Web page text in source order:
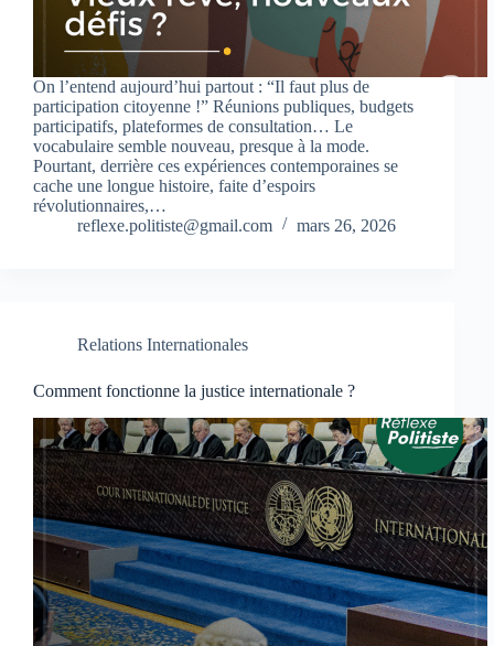
On l’entend aujourd’hui partout : “Il faut plus de
participation citoyenne !” Réunions publiques, budgets
participatifs, plateformes de consultation… Le
vocabulaire semble nouveau, presque à la mode.
Pourtant, derrière ces expériences contemporaines se
cache une longue histoire, faite d’espoirs
révolutionnaires,…
reflexe.politiste@gmail.com
mars 26, 2026
Relations Internationales
Comment fonctionne la justice internationale ?